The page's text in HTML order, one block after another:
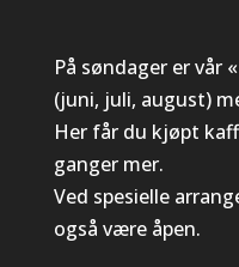
På søndager er vår
(juni, juli, august)
Her får du kjøpt
ganger mer.
Ved spesielle
også være åpen.